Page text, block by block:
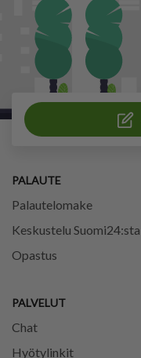
PALAUTE
Palautelomake
Keskustelu Suomi24:sta
Opastus
PALVELUT
Chat
Hyötylinkit